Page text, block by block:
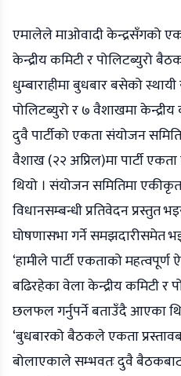
एमालेले माओवादी केन्द्रसँगको
केन्द्रीय कमिटी र पोलिटब्युरो
धुम्बाराहीमा बुधबार बसेको
पोलिटब्युरो र ७ वैशाखमा
दुवै पार्टीको एकता संयोजन
वैशाख (२२ अप्रिल)मा पार्टी एकता
थियो । संयोजन समितिमा एकीकृत
विधानसम्बन्धी प्रतिवेदन
घोषणासभा गर्ने समझदारीसमेत
‘हामीले पार्टी एकताको
बढिरहेका वेला केन्द्रीय कमिटी र
छलफल गर्नुपर्ने बताउँदै आएका
‘बुधबारको बैठकले एकता
बोलाएकाले सम्भवतः दुवै